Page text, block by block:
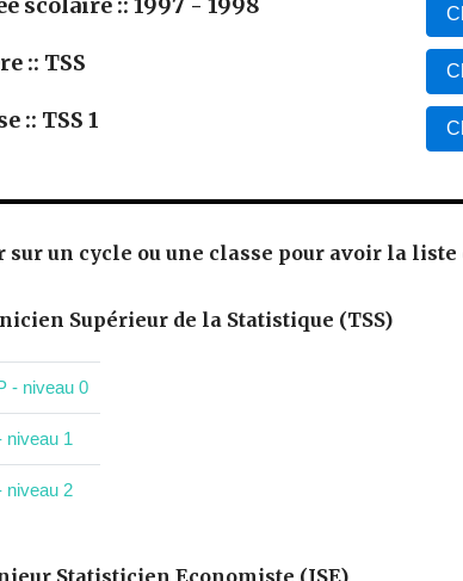
:: TSS
:: TSS 1
sur un cycle ou une classe pour avoir la liste
Supérieur de la Statistique (TSS)
- niveau 0
niveau 1
niveau 2
Statisticien Economiste (ISE)